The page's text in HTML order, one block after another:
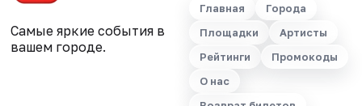
Самые яркие события в
вашем городе.
Главная
Города
Площадки
Артисты
Рейтинги
Промокоды
О нас